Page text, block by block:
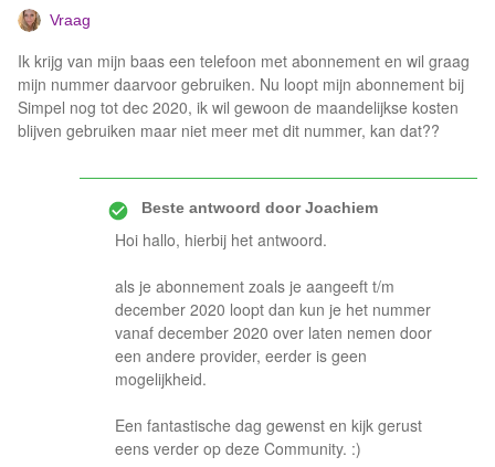
Vraag
Ik krijg van mijn baas een telefoon met abonnement en wil graag
mijn nummer daarvoor gebruiken. Nu loopt mijn abonnement bij
Simpel nog tot dec 2020, ik wil gewoon de maandelijkse kosten
blijven gebruiken maar niet meer met dit nummer, kan dat??
Beste antwoord doorJoachiem
Hoi hallo, hierbij het antwoord.
als je abonnement zoals je aangeeft t/m
december 2020 loopt dan kun je het nummer
vanaf december 2020 over laten nemen door
een andere provider, eerder is geen
mogelijkheid.
Een fantastische dag gewenst en kijk gerust
eens verder op deze Community. :)